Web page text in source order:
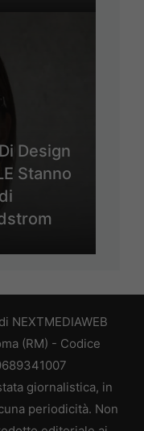
Design
Stanno
NEXTMEDIAWEB
(RM) - Codice
giornalistica, in
periodicità. Non